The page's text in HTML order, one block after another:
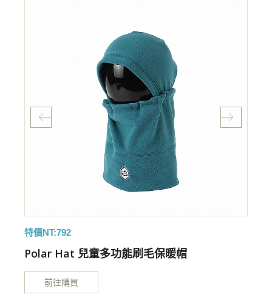
特價NT:792
Polar Hat 兒童多功能刷毛保暖帽
前往購買